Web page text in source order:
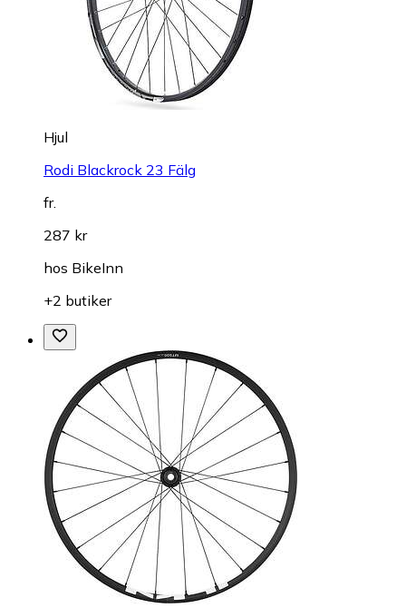
Hjul
Rodi Blackrock 23 Fälg
fr.
287 kr
hos BikeInn
+2 butiker